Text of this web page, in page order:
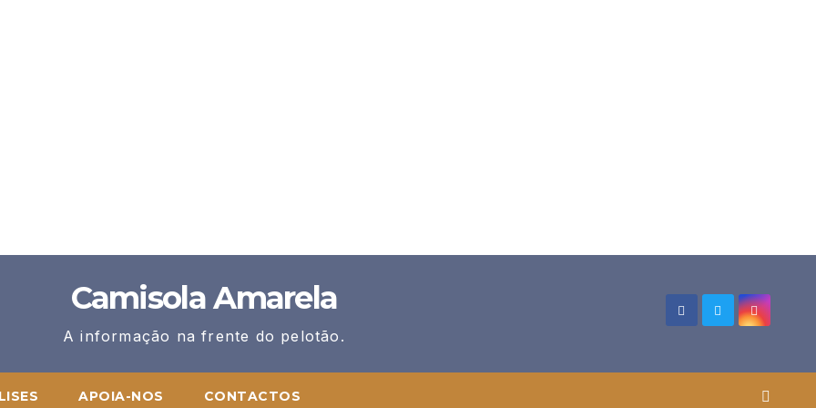
Camisola Amarela
A informação na frente do pelotão.
APOIA-NOS CONTACTOS